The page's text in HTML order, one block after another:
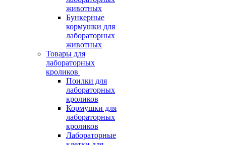
животных
Бункерные
кормушки для
лабораторных
животных
Товары для
лабораторных
кроликов
Поилки для
лабораторных
кроликов
Кормушки для
лабораторных
кроликов
Лабораторные